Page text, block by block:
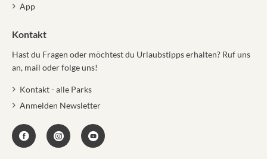
App
Kontakt
Hast du Fragen oder möchtest du Urlaubstipps erhalten? Ruf uns
an, mail oder folge uns!
Kontakt - alle Parks
Anmelden Newsletter